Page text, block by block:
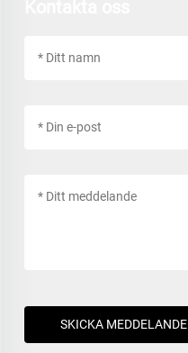
SKICKA MEDDELANDE